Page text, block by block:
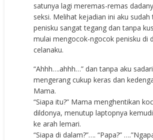
satunya lagi meremas-remas
seksi. Melihat kejadian ini aku sudah
penisku sangat tegang dan tanpa
mulai mengocok-ngocok penisku di
celanaku.
“Ahhh….ahhh…” dan tanpa aku
mengerang cukup keras dan
Mama.
“Siapa itu?” Mama menghentikan
dildonya, menutup laptopnya
ke arah lemari.
“Siapa di dalam?”…. “Papa?”